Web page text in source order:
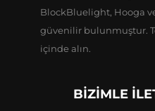
BlockBluelight, Hooga
güvenilir bulunmuştur.
içinde alın.
BİZİMLE